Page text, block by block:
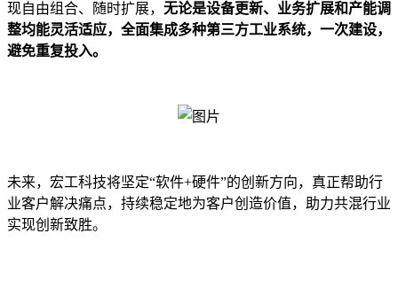
现自由组合、随时扩展， 无论是设备更新、业务扩展和产能调
整均能灵活适应，全面集成多种第三方工业系统，一次建设，
避免重复投入。
未来，宏工科技将坚定“软件+硬件”的创新方向，真正帮助行
业客户解决痛点，持续稳定地为客户创造价值，助力共混行业
实现创新致胜。